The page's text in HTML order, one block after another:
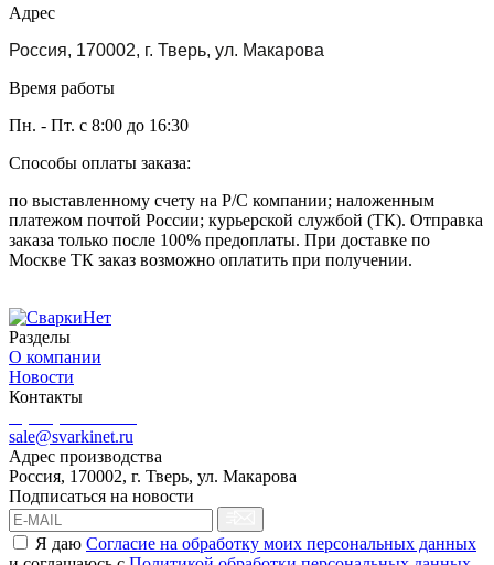
Адрес
Россия, 170002, г. Тверь, ул. Макарова
Время работы
Пн. - Пт. с 8:00 до 16:30
Способы оплаты заказа:
по выставленному счету на Р/С компании; наложенным
платежом почтой России; курьерской службой (ТК). Отправка
заказа только после 100% предоплаты. При доставке по
Москве ТК заказ возможно оплатить при получении.
Разделы
О компании
Новости
Контакты
sale@svarkinet.ru
Адрес производства
Россия, 170002, г. Тверь, ул. Макарова
Подписаться на новости
Я даю Согласие на обработку моих персональных данных